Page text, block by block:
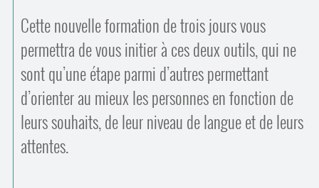
Cette nouvelle formation de trois jours vous
permettra de vous initier à ces deux outils, qui ne
sont qu’une étape parmi d’autres permettant
d’orienter au mieux les personnes en fonction de
leurs souhaits, de leur niveau de langue et de leurs
attentes.